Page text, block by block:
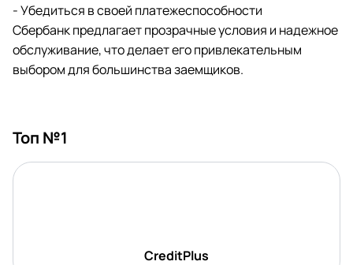
- Убедиться в своей платежеспособности
Сбербанк предлагает прозрачные условия и надежное
обслуживание, что делает его привлекательным
выбором для большинства заемщиков.
Топ №1
CreditPlus